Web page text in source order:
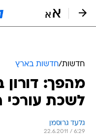
חדשות/חדשות בארץ
מהפך: דורון
לשכת עורכי
גלעד גרוסמן
22.6.2011 / 6:29